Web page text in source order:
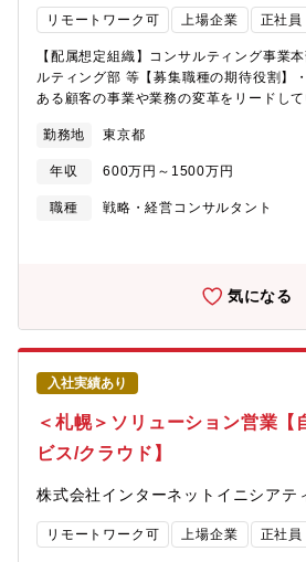
部門は、20代～60代までの幅広い年代の
豊かな知見と柔軟な発想が融合するチーム
的に、技術職2名＋営業職1名の3名体制で
後のステップ自社製品を実際に触りなが
ソリューションの技術探索先輩社員とチー
け、提案～納品までの流れを体感してい
納品時には、Web会議や現地訪問（必要
な支援体制を構築します?働き方(福井勤
解析結果確認、プログラム実装/修正
検査システムの要件分析・詳細設計
リモートワーク可 上場企業 正社員
【配属想定組織】コンサルティング事業
ルティング部 等【募集職種の期待役割】
ある顧客の事業や業務の変革をリードし
ラウンドを持つ弊社メンバーとともに高
コンサルティングソリューションを開発
待ちしています【具体的な職務内容】<業
民間企業や官公庁が抱える多様な業務課
題・業務を深く理解し、その効率化・高
不可欠なデジタルツールやITシステムの
コンサルタントとして支援する・改革の
もに、顧客業務の変革をハンズオンで支
ドする【携わるビジネス・サービス・テ
>・業務の可視化とその効率化のための施
サービス別営業バックオフィス業務の標準
マーケティング戦略に基づいた営業業務
幹システムの刷新や導入に伴う構想策定
対面チャネルを取り入れたCX業務改革支
システム導入支援・全社DX推進支援・全
業務変革に伴うチェンジマネジメント支
績あり【仕事の魅力・やりがい・キャリ
勤務地 東京都
年収 600万円～1500万円
職種
戦略・経営コンサルタント
気になる
入社実績あり
＜札幌＞ソリューション営業【
ビス/クラウド】
株式会社インターネットイニシアテ
リモートワーク可 上場企業 正社員